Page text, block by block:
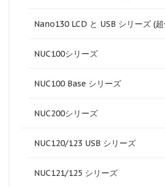
Nano130 LCD と USB シリーズ (
NUC100シリーズ
NUC100 Base シリーズ
NUC200シリーズ
NUC120/123 USB シリーズ
NUC121/125 シリーズ